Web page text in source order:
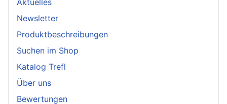
Newsletter
Produktbeschreibungen
Suchen im Shop
Katalog Trefl
Über uns
Bewertungen